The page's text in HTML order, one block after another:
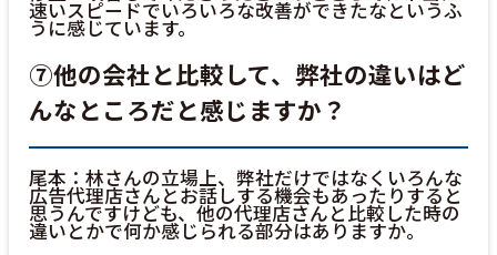
速いスピードでいろいろな改善ができたなというふ
うに感じています。
⑦他の会社と比較して、弊社の違いはど
んなところだと感じますか？
尾本：林さんの立場上、弊社だけではなくいろんな
広告代理店さんとお話しする機会もあったりすると
思うんですけども、他の代理店さんと比較した時の
違いとかで何か感じられる部分はありますか。